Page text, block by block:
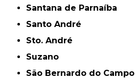
Santana de Parnaíba
Santo André
Sto. André
Suzano
São Bernardo do Campo